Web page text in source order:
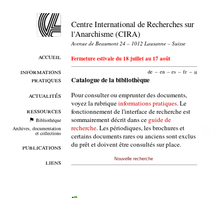
accueil
informations
pratiques
actualités
ressources
Bibliothèque
Archives, documentation
et collections
publications
liens
Centre International de Recherches sur
l'Anarchisme (CIRA)
Avenue de Beaumont 24 – 1012 Lausanne – Suisse
Fermeture estivale du 18 juillet au 17 août
de – en – es – fr – it
Catalogue de la bibliothèque
Pour consulter ou emprunter des documents,
voyez la rubriqueinformations pratiques. Le
fonctionnement de l'interface de recherche est
sommairement décrit dans ce guide de
recherche. Les périodiques, les brochures et
certains documents rares ou anciens sont exclus
du prêt et doivent être consultés sur place.
Nouvelle recherche